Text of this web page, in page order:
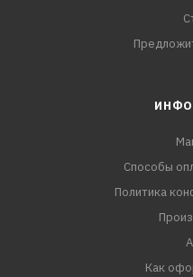
Способы
Политика
Как